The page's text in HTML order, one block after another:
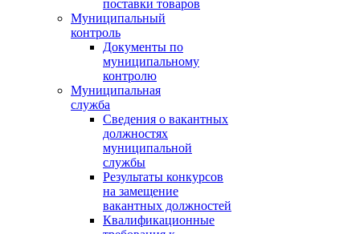
поставки товаров
Муниципальный
контроль
Документы по
муниципальному
контролю
Муниципальная
служба
Сведения о вакантных
должностях
муниципальной
службы
Результаты конкурсов
на замещение
вакантных должностей
Квалификационные